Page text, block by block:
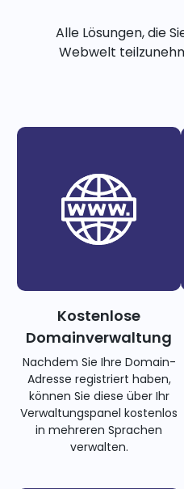
Alle Lösungen, die
Webwelt
Kostenlose
Domainverwaltung
Nachdem Sie Ihre Domain-
Adresse registriert haben,
können Sie diese über Ihr
Verwaltungspanel kostenlos
in mehreren Sprachen
verwalten.